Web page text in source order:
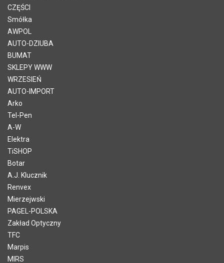
CZĘŚCI
Smółka
AWPOL
AUTO-DZIUBA
BUMAT
SKLEPY WWW
WRZESIEŃ
AUTO-IMPORT
Arko
Tel-Pen
A-W
Elektra
TiSHOP
Botar
A.J. Klucznik
Renvex
Mierzejwski
PAGEL-POLSKA
Zakład Optyczny
TFC
Marpis
MIRS